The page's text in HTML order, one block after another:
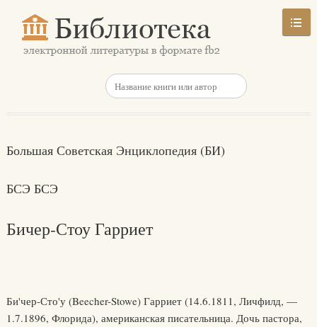
Большая Советская Энциклопедия (БИ)
БСЭ БСЭ
Бичер-Стоу Гарриет
Би'чер-Сто'у (Beecher-Stowe) Гарриет (14.6.1811, Личфилд, —
1.7.1896, Флорида), американская писательница. Дочь пастора,